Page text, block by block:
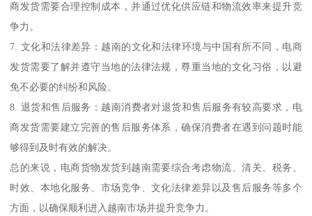
商发货需要合理控制成本，并通过优化供应链和物流效率来提升竞
争力。
7. 文化和法律差异：越南的文化和法律环境与中国有所不同，电商
发货需要了解并遵守当地的法律法规，尊重当地的文化习俗，以避
免不必要的纠纷和风险。
8. 退货和售后服务：越南消费者对退货和售后服务有较高要求，电
商发货需要建立完善的售后服务体系，确保消费者在遇到问题时能
够得到及时有效的解决。
总的来说，电商货物发货到越南需要综合考虑物流、清关、税务、
时效、本地化服务、市场竞争、文化法律差异以及售后服务等多个
方面，以确保顺利进入越南市场并提升竞争力。